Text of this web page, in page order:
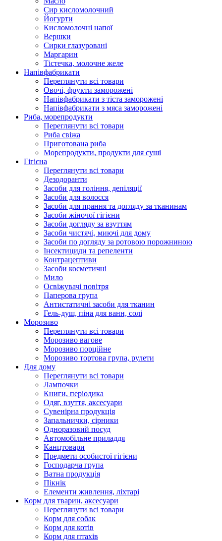
Сир кисломолочний
Йогурти
Кисломолочні напої
Вершки
Сирки глазуровані
Маргарин
Тістечка, молочне желе
Напівфабрикати
Переглянути всі товари
Овочі, фрукти заморожені
Напівфабрикати з тіста заморожені
Напівфабрикати з мяса заморожені
Риба, морепродукти
Переглянути всі товари
Риба свіжа
Приготована риба
Морепродукти, продукти для суші
Гігієна
Переглянути всі товари
Дезодоранти
Засоби для гоління, депіляції
Засоби для волосся
Засоби для прання та догляду за тканинам
Засоби жіночої гігієни
Засоби догляду за взуттям
Засоби чистячі, миючі для дому
Засоби по догляду за ротовою порожниною
Інсектициди та репеленти
Контрацептиви
Засоби косметичні
Мило
Освіжувачі повітря
Паперова група
Антистатичні засоби для тканин
Гель-душ, піна для ванн, солі
Морозиво
Переглянути всі товари
Морозиво вагове
Морозиво порційне
Морозиво тортова група, рулети
Для дому
Переглянути всі товари
Лампочки
Книги, періодика
Одяг, взуття, аксесуари
Сувенірна продукція
Запальнички, сірники
Одноразовий посуд
Автомобільне приладдя
Канцтовари
Предмети особистої гігієни
Господарча група
Ватна продукція
Пікнік
Елементи живлення, ліхтарі
Корм для тварин, аксесуари
Переглянути всі товари
Корм для собак
Корм для котів
Корм для птахів